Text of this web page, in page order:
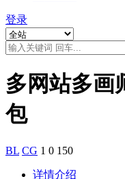
登录
多网站多画
包
BL CG 1 0 150
详情介绍